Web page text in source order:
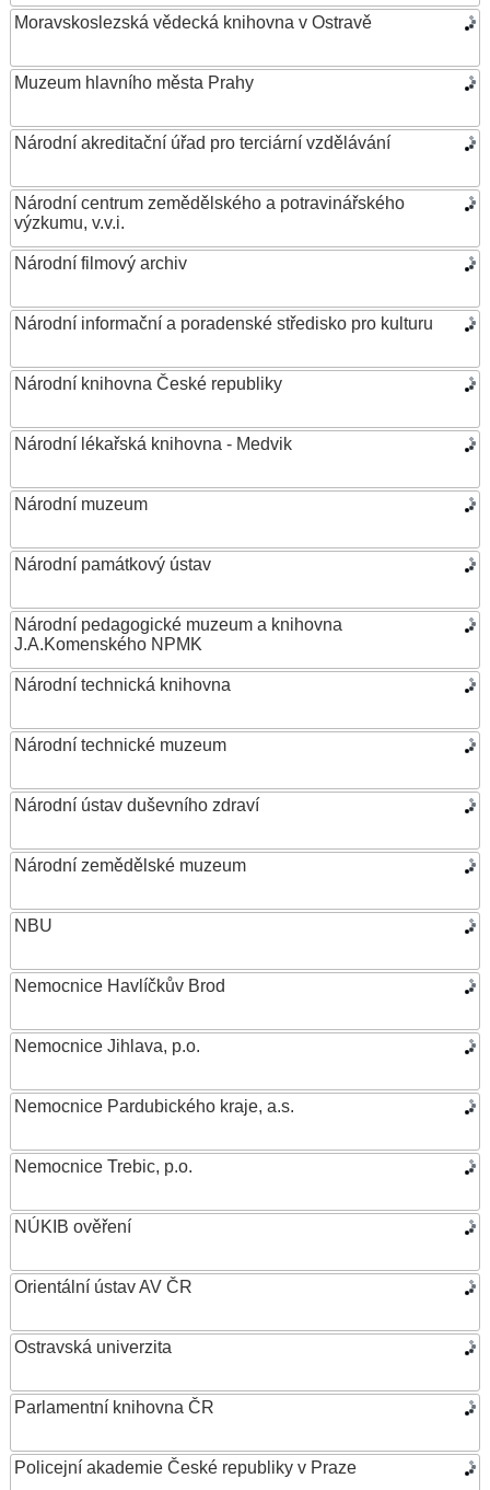
Moravskoslezská vědecká knihovna v Ostravě
Muzeum hlavního města Prahy
Národní akreditační úřad pro terciární vzdělávání
Národní centrum zemědělského a potravinářského
výzkumu, v.v.i.
Národní filmový archiv
Národní informační a poradenské středisko pro kulturu
Národní knihovna České republiky
Národní lékařská knihovna - Medvik
Národní muzeum
Národní památkový ústav
Národní pedagogické muzeum a knihovna
J.A.Komenského NPMK
Národní technická knihovna
Národní technické muzeum
Národní ústav duševního zdraví
Národní zemědělské muzeum
NBU
Nemocnice Havlíčkův Brod
Nemocnice Jihlava, p.o.
Nemocnice Pardubického kraje, a.s.
Nemocnice Trebic, p.o.
NÚKIB ověření
Orientální ústav AV ČR
Ostravská univerzita
Parlamentní knihovna ČR
Policejní akademie České republiky v Praze